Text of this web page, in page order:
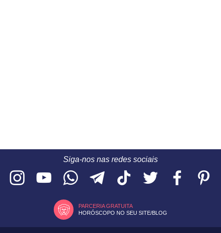
Siga-nos nas redes sociais
PARCERIA GRATUITA
HORÓSCOPO NO SEU SITE/BLOG